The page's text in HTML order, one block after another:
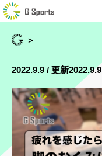
＞
2022.9.9 / 更新2022.9.9